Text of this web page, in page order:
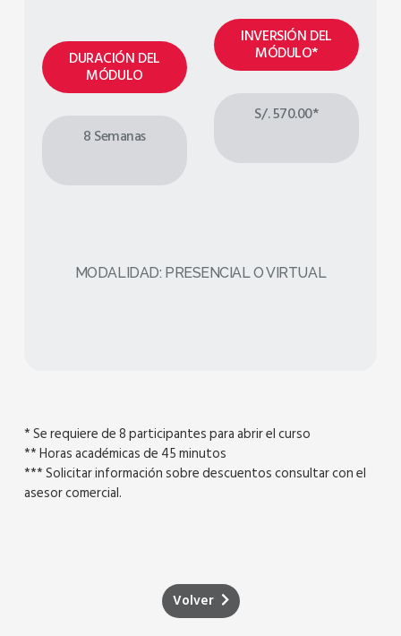
DURACIÓN DEL
MÓDULO
8 Semanas
INVERSIÓN DEL
MÓDULO*
S/. 570.00*
MODALIDAD: PRESENCIAL O VIRTUAL
* Se requiere de 8 participantes para abrir el curso
** Horas académicas de 45 minutos
*** Solicitar información sobre descuentos consultar con el
asesor comercial.
Volver